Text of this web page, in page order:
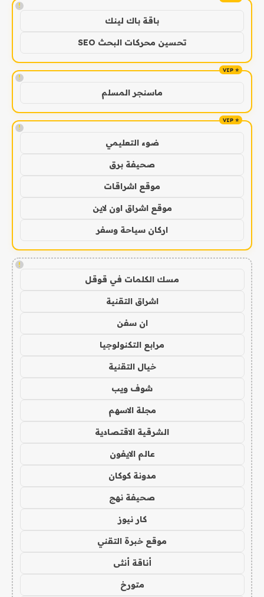
!
باقة باك لينك
تحسين محركات البحث SEO
!
ماسنجر المسلم
!
ضوء التعليمي
صحيفة برق
موقع اشراقات
موقع اشراق اون لاين
اركان سياحة وسفر
!
مسك الكلمات في قوقل
اشراق التقنية
ان سفن
مرابع التكنولوجيا
خيال التقنية
شوف ويب
مجلة الاسهم
الشرقية الاقتصادية
عالم الايفون
مدونة كوكان
صحيفة نهج
كار نيوز
موقع خبرة التقني
أناقة أنثى
متورخ